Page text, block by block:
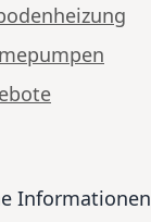
Informationen